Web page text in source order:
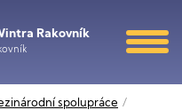
Rakovník
spolupráce